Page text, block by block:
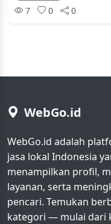
7 0 0
WebGo.id
WebGo.id adalah
jasa lokal Indonesia
menampilkan profil,
layanan, serta
pencari. Temukan
kategori — mulai dari